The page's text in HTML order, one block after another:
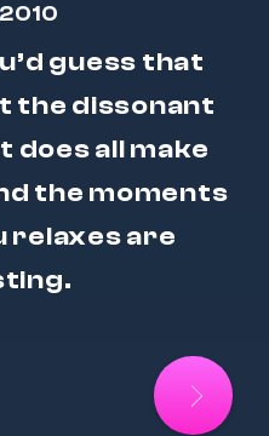
guess that
the dissonant
does all make
the moments
relaxes are